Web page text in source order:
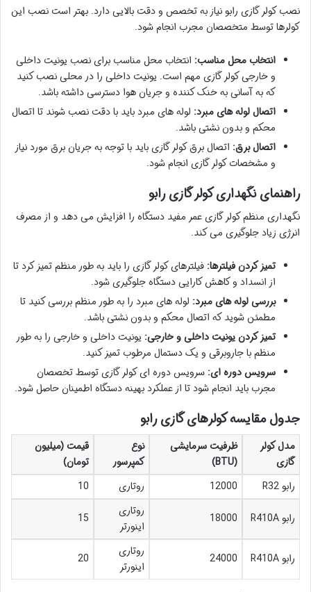
نصب کولر گازی رابو نیاز به تخصص و دقت بالایی دارد. بهتر است نصب این
کولرها توسط متخصصان مجرب انجام شود.
انتخاب محل مناسب: انتخاب محل مناسب برای نصب یونیت داخلی
و خارجی کولر گازی مهم است. یونیت داخلی را در محلی نصب کنید
که به آسانی به خنک کننده و جریان هوا دسترسی داشته باشد.
اتصال لوله های مبرد: لوله های مبرد باید با دقت نصب شوند تا اتصال
محکم و بدون نشتی باشد.
اتصال برق: اتصال برق کولر گازی باید با توجه به جریان برق مورد نیاز
و مشخصات کولر گازی انجام شود.
راهنمای نگهداری کولر گازی رابو
نگهداری منظم کولر گازی عمر مفید دستگاه را افزایش می دهد و از مصرف
انرژی زیاد جلوگیری می کند.
تمیز کردن فیلترها: فیلترهای کولر گازی را باید به طور منظم تمیز کرد تا
از انسداد و کاهش کارایی دستگاه جلوگیری شود.
بررسی لوله های مبرد: لوله های مبرد را به طور منظم بررسی کنید تا
مطمئن شوید که اتصال محکم و بدون نشتی باشد.
تمیز کردن یونیت داخلی و خارجی: یونیت داخلی و خارجی را به طور
منظم با جاروبرقی و یک دستمال مرطوب تمیز کنید.
سرویس دوره ای: سرویس دوره ای کولر گازی توسط تخصصان
مجرب باید انجام شود تا از عملکرد بهینه دستگاه اطمینان حاصل شود.
جدول مقایسه کولرهای گازی رابو
مدل کولر
گازی
ظرفیت سرمایشی
(BTU)
نوع
کمپرسور
قیمت (میلیون
تومان)
رابو R32
12000 روتاری 10
رابو R410A 18000
روتاری
اینورتر
15
رابو R410A 24000
روتاری
اینورتر
20